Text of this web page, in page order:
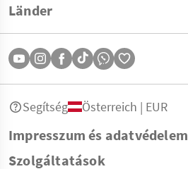
Länder
Impresszum és adatvédelem
Szolgáltatások
Segítség Österreich | EUR